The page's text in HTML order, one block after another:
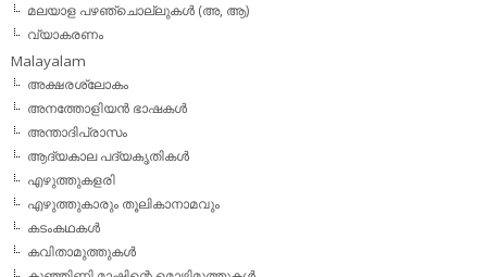
മലയാള പഴഞ്ചൊല്ലുകൾ (അ, ആ)
വ്യാകരണം
Malayalam
അക്ഷരശ്ലോകം
അനത്തോളിയന്‍ ഭാഷകള്‍
അന്താദിപ്രാസം
ആദ്യകാല പദ്യകൃതികള്‍
എഴുത്തുകളരി
എഴുത്തുകാരും തൂലികാനാമവും
കടംകഥകള്‍
കവിതാമുത്തുകള്‍